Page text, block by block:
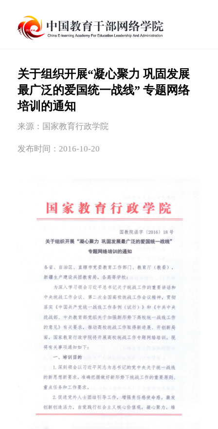
关于组织开展“凝心聚力 巩固发展
最广泛的爱国统一战线” 专题网络
培训的通知
来源：国家教育行政学院
发布时间：2016-10-20